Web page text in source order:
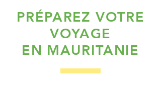
PRÉPAREZ VOTRE
VOYAGE
EN MAURITANIE